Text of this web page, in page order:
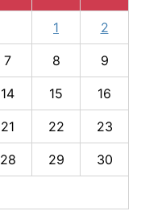
1 2
7 8 9
14 15 16
21 22 23
28 29 30